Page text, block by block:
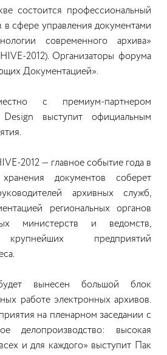
состоится профессиональный
сфере управления документами
современного архива»
2012). Организаторы форума
Документацией».
с премиум-партнером
выступит официальным
2012 — главное событие года в
документов соберет
архивных служб,
региональных органов
министерств и ведомств,
крупнейших предприятий
вынесен большой блок
работе электронных архивов.
на пленарном заседании с
делопроизводство: высокая
и для каждого» выступит Пак